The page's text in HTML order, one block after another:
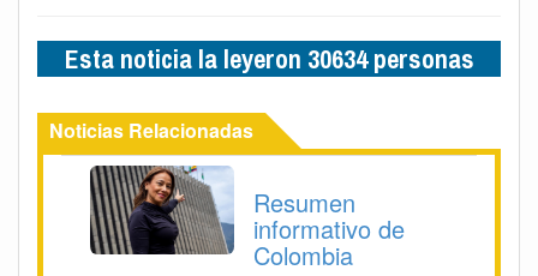
Esta noticia la leyeron 30634 personas
Noticias Relacionadas
Resumen
informativo de
Colombia